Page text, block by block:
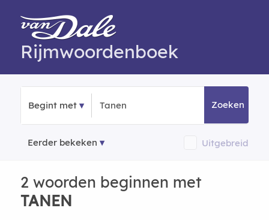
Rijmwoordenboek
Begint met Zoeken
Eerder bekeken Uitgebreid
2 woorden beginnen met
TANEN